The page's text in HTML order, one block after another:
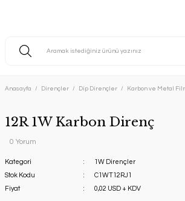
Anasayfa Dirençler Dip Dirençler Karbon ve Metal
12R 1W Karbon Direnç
0 Yorum
Kategori
1W Dirençler
Stok Kodu
C1WT12RJ1
Fiyat
0,02 USD + KDV